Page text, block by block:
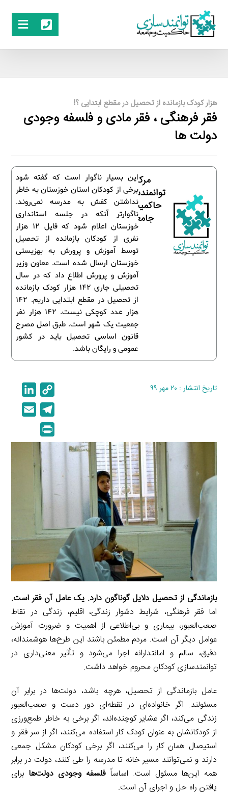
هزار کودک بازمانده از تحصیل در مقطع ابتدایی ؟!
فقر فرهنگی ، فقر مادی و فلسفه وجودی
دولت ها
این بسیار ناگوار است که گفته شود
برخی از کودکان استان خوزستان به خاطر
نداشتن کفش به مدرسه نمی‌روند.
ناگوارتر آنکه در جلسه استانداری
خوزستان اعلام شود که فایل ۱۲ هزار
نفری از کودکان بازمانده از تحصیل
توسط آموزش و پرورش به بهزیستی
خوزستان ارسال شده است. معاون وزیر
آموزش و پرورش اطلاع داد که در سال
تحصیلی جاری ۱۴۲ هزار کودک بازمانده
از تحصیل در مقطع ابتدایی داریم. ۱۴۲
هزار عدد کوچکی نیست. ۱۴۲ هزار نفر
جمعیت یک شهر است. طبق اصل مصرح
قانون اساسی تحصیل باید در کشور
عمومی و رایگان باشد.
مرکز
توانمندسازی
حاکمیت و
جامعه
تاریخ انتشار : ۲۰ مهر ۹۹
o
p
y
L
i
n
i
n
e
e
l
e
g
r
r
i
n
t
بازماندگی از تحصیل دلایل گوناگون دارد. یک عامل آن فقر است.
اما فقر فرهنگی، شرایط دشوار زندگی، اقلیم، زندگی در نقاط
صعب‌العبور، بیماری و بی‌اطلاعی از اهمیت و ضرورت آموزش
عوامل دیگر آن است. مردم مطمئن باشند این طرح‌ها هوشمندانه،
دقیق، سالم و امانتدارانه اجرا می‌شود و تأثیر معنی‌داری در
توانمندسازی کودکان محروم خواهد داشت.
عامل بازماندگی از تحصیل، هرچه باشد، دولت‌ها در برابر آن
مسئولند. اگر خانواده‌ای در نقطه‌ای دور دست و صعب‌العبور
زندگی می‌کند، اگر عشایر کوچنده‌اند، اگر برخی به خاطر طمع‌ورزی
از کودکانشان به عنوان کودک کار استفاده می‌کنند، اگر از سر فقر و
استیصال همان کار را می‌کنند، اگر برخی کودکان مشکل جمعی
دارند و نمی‌توانند مسیر خانه تا مدرسه را طی کنند، دولت در برابر
همه این‌ها مسئول است. اساساًفلسفه وجودی دولت‌ها برای
یافتن راه حل و اجرای آن است.